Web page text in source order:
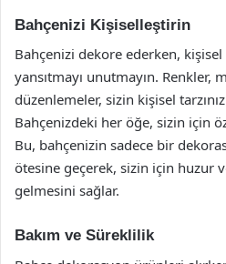
Bahçenizi Kişiselleştirin
Bahçenizi dekore ederken,
yansıtmayı unutmayın. Renkler,
düzenlemeler, sizin kişisel
Bahçenizdeki her öğe, sizin için
Bu, bahçenizin sadece bir
ötesine geçerek, sizin için huzur
gelmesini sağlar.
Bakım ve Süreklilik